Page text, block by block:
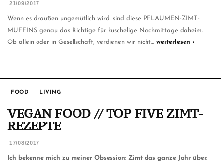
21/09/2017
Wenn es draußen ungemütlich wird, sind diese PFLAUMEN-ZIMT-
MUFFINS genau das Richtige für kuschelige Nachmittage daheim.
Ob allein oder in Gesellschaft, verdienen wir nicht… weiterlesen ›
FOOD LIVING
VEGAN FOOD // TOP FIVE ZIMT-
REZEPTE
17/08/2017
Ich bekenne mich zu meiner Obsession: Zimt das ganze Jahr über.